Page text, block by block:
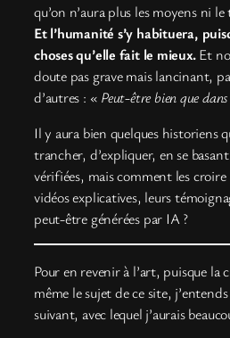
qu’on n’aura plus les moyens ni
Et l’humanité s’y habituera,
choses qu’elle fait le mieux.Et
doute pas grave mais lancinant,
d’autres : « Peut-être bien que
Il y aura bien quelques historiens
trancher, d’expliquer, en se
vérifiées, mais comment les
vidéos explicatives, leurs
peut-être générées par IA ?
Pour en revenir à l’art, puisque la
même le sujet de ce site,
suivant, avec lequel j’aurais